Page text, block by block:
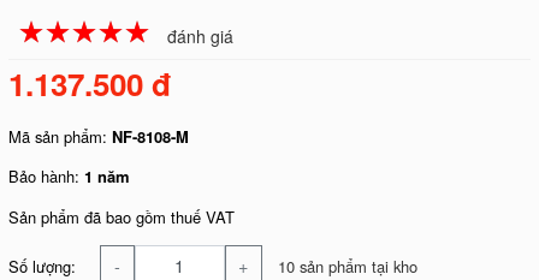
☆☆☆☆☆
★★★★★ đánh giá
1.137.500 đ
Mã sản phẩm:NF-8108-M
Bảo hành:1 năm
Sản phẩm đã bao gồm thuế VAT
Số lượng: - + 10 sản phẩm tại kho